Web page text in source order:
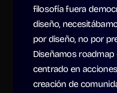
filosofía fuera
diseño,
por diseño, no por
Diseñamos
centrado en
creación de